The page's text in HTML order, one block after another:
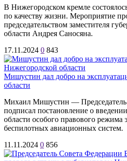
В Нижегородском кремле
по качеству жизни. Мероприятие
председательством заместителя
области Андрея Саносяна.
17.11.2024 0 843
Мишустин дал добро на
области
Михаил Мишустин — Председатель
подписал постановление о
области особого правового режима
беспилотных авиационных систем.
11.11.2024 0 856